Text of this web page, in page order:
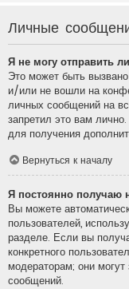
Личные
Я не могу отправить
Это может быть
и/или не вошли на
личных сообщений на
запретил это вам
для получения
Вернуться к началу
Я постоянно получаю
Вы можете
пользователей,
разделе. Если вы
конкретного
модераторам; они
сообщений.